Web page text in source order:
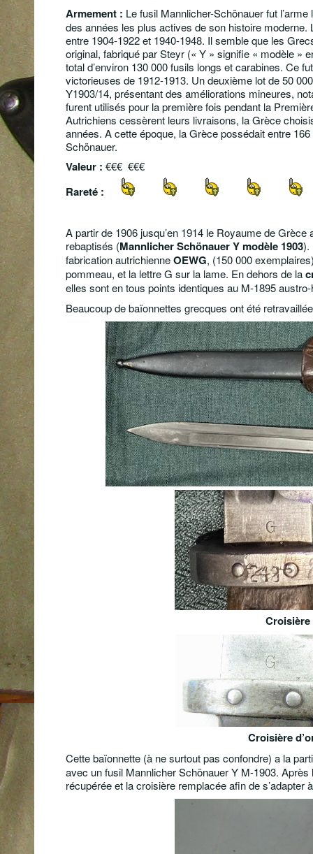
Armement : Le fusil Mannlicher-Schönauer fut
des années les plus actives de son histoire
entre 1904-1922 et 1940-1948. Il semble que les
original, fabriqué par Steyr (« Y » signifie « modèle »
total d’environ 130 000 fusils longs et carabines. Ce
victorieuses de 1912-1913. Un deuxième lot de 50
Y1903/14, présentant des améliorations mineures,
furent utilisés pour la première fois pendant la
Autrichiens cessèrent leurs livraisons, la Grèce
années. A cette époque, la Grèce possédait entre
Schönauer.
Valeur : €€€ €€€
Rareté :
A partir de 1906 jusqu’en 1914 le Royaume de
rebaptisés (Mannlicher Schönauer Y modèle 1903).
fabrication autrichienneOEWG, (150 000
pommeau, et la lettre G sur la lame. En dehors de la
elles sont en tous points identiques au M-1895
Beaucoup de baïonnettes grecques ont été
Croisière
Cette baïonnette (à ne surtout pas confondre) a la
avec un fusil Mannlicher Schönauer Y M-1903. Après
récupérée et la croisière remplacée afin de s’adapter